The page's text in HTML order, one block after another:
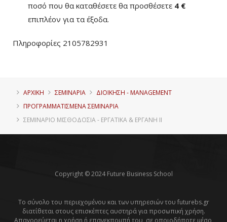
ποσό που θα καταθέσετε θα προσθέσετε 4 €
επιπλέον για τα έξοδα.
Πληροφορίες 2105782931
ΑΡΧΙΚΗ ΣΕΜΙΝΑΡΙΑ
ΔΙΟΊΚΗΣΗ - MANAGEMENT
ΠΡΟΓΡΑΜΜΑΤΙΣΜΈΝΑ ΣΕΜΙΝΆΡΙΑ
ΣΕΜΙΝΆΡΙΟ ΜΙΣΘΟΔΟΣΊΑ - ΕΡΓΑΤΙΚΆ & ΕΡΓΑΝΗ ΙΙ
Copyright © 2024 Future Business School
Το σύνολο του περιεχομένου και των υπηρεσιών του futurebs.gr
διατίθεται στους επισκέπτες αυστηρά για προσωπική χρήση.
Απαγορεύεται η χρήση ή επανεκπομπή του, σε οποιοδήποτε μέσο,